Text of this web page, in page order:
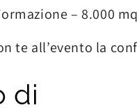
– 8.000
te all’evento la
di